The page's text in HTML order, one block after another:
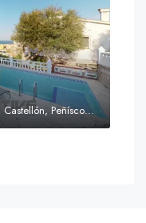
C. Guatemala, 6, 12598 Peñíscola, Castellón, Peñíscola, Communauté valencienne